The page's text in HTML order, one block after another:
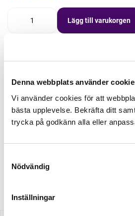
Denna webbplats använder
Vi använder cookies för att
bästa upplevelse. Bekräfta ditt
trycka på godkänn alla eller
Nödvändig
Inställningar
Lägg till varukorgen
Lägg först önskad
Tråd